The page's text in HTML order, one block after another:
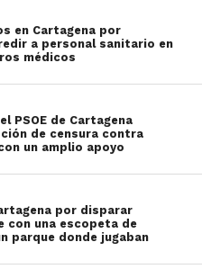
en Cartagena por
a personal sanitario en
médicos
PSOE de Cartagena
de censura contra
un amplio apoyo
por disparar
con una escopeta de
parque donde jugaban